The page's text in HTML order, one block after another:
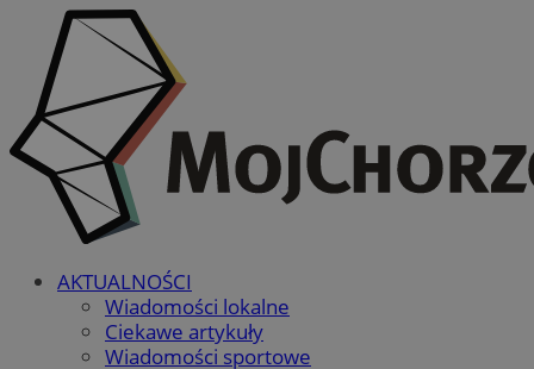
AKTUALNOŚCI
Wiadomości lokalne
Ciekawe artykuły
Wiadomości sportowe